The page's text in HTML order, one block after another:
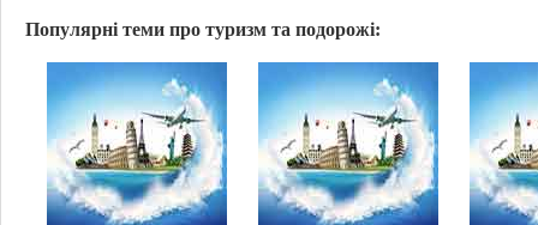
Популярні теми про туризм та подорожі: